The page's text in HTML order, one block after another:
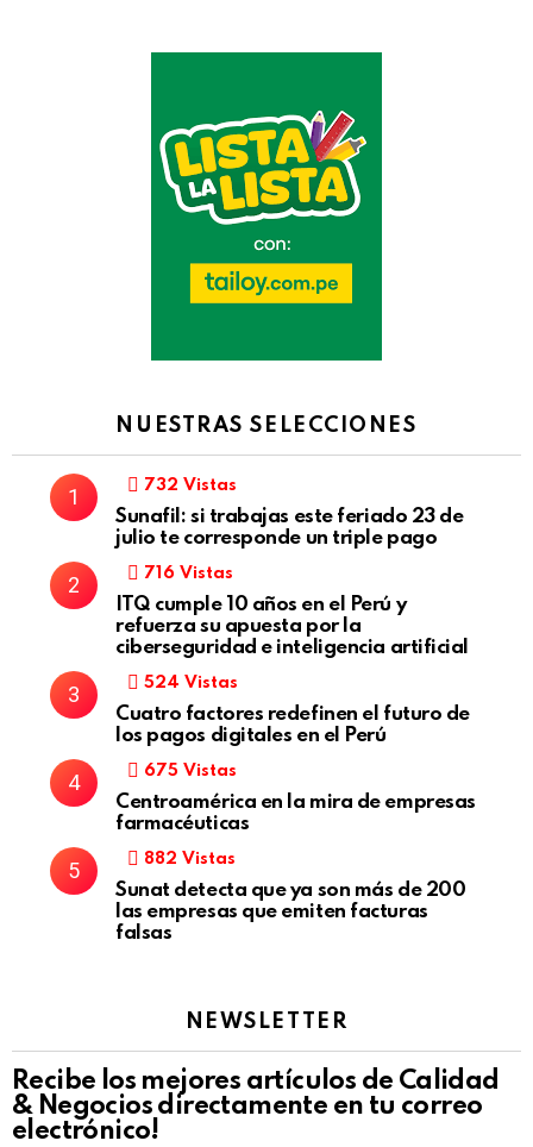
NUESTRAS SELECCIONES
732 Vistas
Sunafil: si trabajas este feriado 23 de
julio te corresponde un triple pago
716 Vistas
ITQ cumple 10 años en el Perú y
refuerza su apuesta por la
ciberseguridad e inteligencia artificial
524 Vistas
Cuatro factores redefinen el futuro de
los pagos digitales en el Perú
675 Vistas
Centroamérica en la mira de empresas
farmacéuticas
882 Vistas
Sunat detecta que ya son más de 200
las empresas que emiten facturas
falsas
NEWSLETTER
Recibe los mejores artículos de Calidad
& Negocios directamente en tu correo
electrónico!